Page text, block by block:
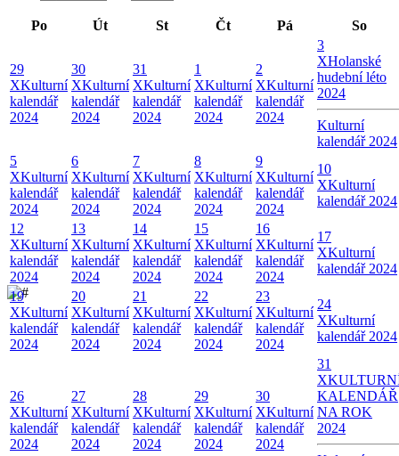
Po Út St Čt Pá So
29
XKulturní
kalendář
2024
30
XKulturní
kalendář
2024
31
XKulturní
kalendář
2024
1
XKulturní
kalendář
2024
2
XKulturní
kalendář
2024
3
XHolanské
hudební léto
2024
Kulturní
kalendář 2024
5
XKulturní
kalendář
2024
6
XKulturní
kalendář
2024
7
XKulturní
kalendář
2024
8
XKulturní
kalendář
2024
9
XKulturní
kalendář
2024
10
XKulturní
kalendář 2024
12
XKulturní
kalendář
2024
13
XKulturní
kalendář
2024
14
XKulturní
kalendář
2024
15
XKulturní
kalendář
2024
16
XKulturní
kalendář
2024
17
XKulturní
kalendář 2024
19
XKulturní
kalendář
2024
20
XKulturní
kalendář
2024
21
XKulturní
kalendář
2024
22
XKulturní
kalendář
2024
23
XKulturní
kalendář
2024
24
XKulturní
kalendář 2024
26
XKulturní
kalendář
2024
27
XKulturní
kalendář
2024
28
XKulturní
kalendář
2024
29
XKulturní
kalendář
2024
30
XKulturní
kalendář
2024
31
X
KALENDÁŘ
NA ROK
2024